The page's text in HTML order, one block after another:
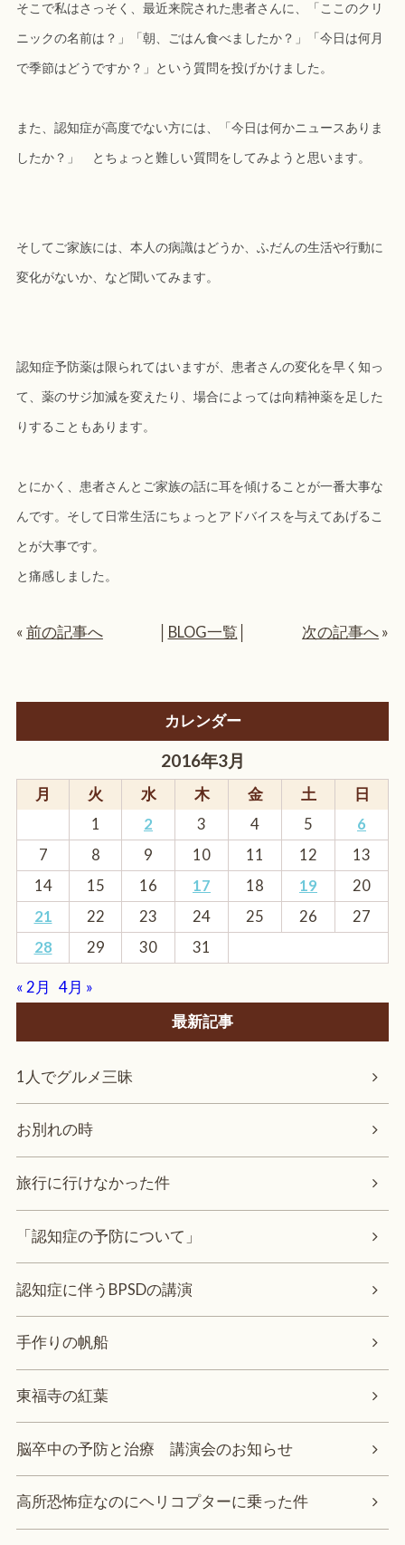
そこで私はさっそく、最近来院された患者さんに、「ここのクリ
ニックの名前は？」「朝、ごはん食べましたか？」「今日は何月
で季節はどうですか？」という質問を投げかけました。
また、認知症が高度でない方には、「今日は何かニュースありま
したか？」 とちょっと難しい質問をしてみようと思います。
そしてご家族には、本人の病識はどうか、ふだんの生活や行動に
変化がないか、など聞いてみます。
認知症予防薬は限られてはいますが、患者さんの変化を早く知っ
て、薬のサジ加減を変えたり、場合によっては向精神薬を足した
りすることもあります。
とにかく、患者さんとご家族の話に耳を傾けることが一番大事な
んです。そして日常生活にちょっとアドバイスを与えてあげるこ
とが大事です。
と痛感しました。
« 前の記事へ BLOG一覧 次の記事へ »
カレンダー
2016年3月
月 火 水 木 金 土
日
1
2 3 4 5
6
7
8 9 10 11 12
13
14
15 16 17 18 19
20
21
22 23 24 25 26
27
28
29 30 31
« 2月
4月 »
最新記事
1人でグルメ三昧
お別れの時
旅行に行けなかった件
「認知症の予防について」
認知症に伴うBPSDの講演
手作りの帆船
東福寺の紅葉
脳卒中の予防と治療 講演会のお知らせ
高所恐怖症なのにヘリコプターに乗った件